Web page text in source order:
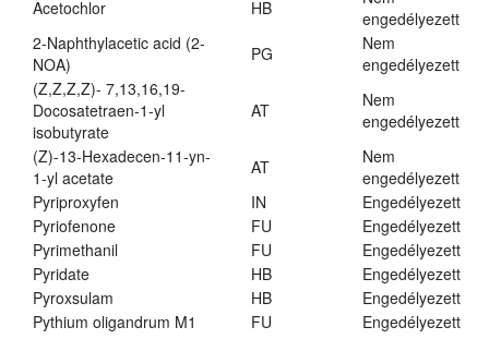
Acetochlor
HB
engedélyezett
2-Naphthylacetic acid (2-
NOA)
PG
Nem
engedélyezett
(Z,Z,Z,Z)- 7,13,16,19-
Docosatetraen-1-yl
isobutyrate
AT
Nem
engedélyezett
(Z)-13-Hexadecen-11-yn-
1-yl acetate
AT
Nem
engedélyezett
Pyriproxyfen
IN
Engedélyezett
Pyriofenone
FU
Engedélyezett
Pyrimethanil
FU
Engedélyezett
Pyridate
HB
Engedélyezett
Pyroxsulam
HB
Engedélyezett
Pythium oligandrum M1
FU
Engedélyezett